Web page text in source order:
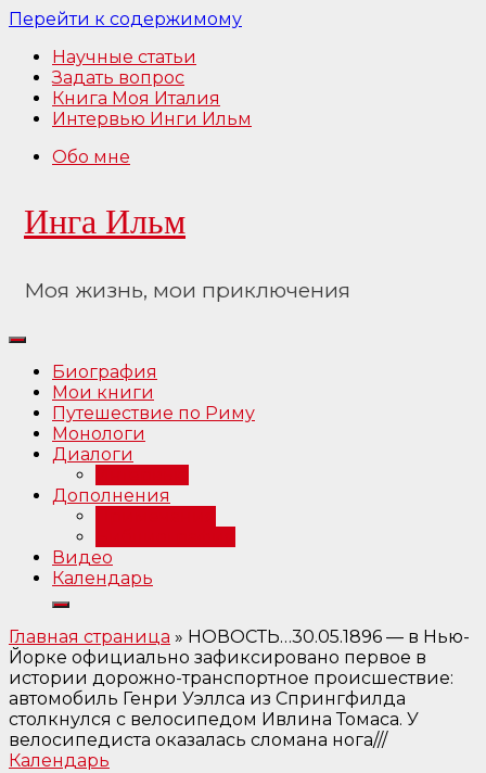
Перейти к содержимому
Научные статьи
Задать вопрос
Книга Моя Италия
Интервью Инги Ильм
Обо мне
Инга Ильм
Моя жизнь, мои приключения
Биография
Мои книги
Путешествие по Риму
Монологи
Диалоги
Дополнения
Видео
Календарь
Главная страница » НОВОСТЬ…30.05.1896 — в Нью-
Йорке официально зафиксировано первое в
истории дорожно-транспортное происшествие:
автомобиль Генри Уэллса из Спрингфилда
столкнулся с велосипедом Ивлина Томаса. У
велосипедиста оказалась сломана нога///
Календарь